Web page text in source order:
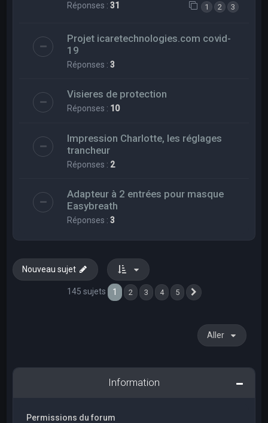
Réponses :31 1 2 3
Projet icaretechnologies.com covid-
19
Réponses :3
Visieres de protection
Réponses : 10
Impression Charlotte, les réglages
trancheur
Réponses : 2
Adapteur à 2 entrées pour masque
Easybreath
Réponses :3
Nouveau sujet
145 sujets 1 2 3 4 5
Aller
Information
Permissions du forum